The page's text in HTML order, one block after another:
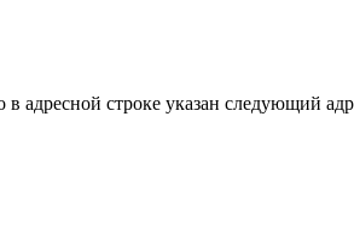
адресной строке указан следующий